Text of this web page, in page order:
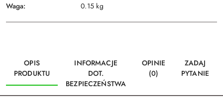
Waga: 0.15 kg
OPIS
PRODUKTU
INFORMACJE
DOT.
BEZPIECZEŃSTWA
OPINIE
(0)
ZADAJ
PYTANIE